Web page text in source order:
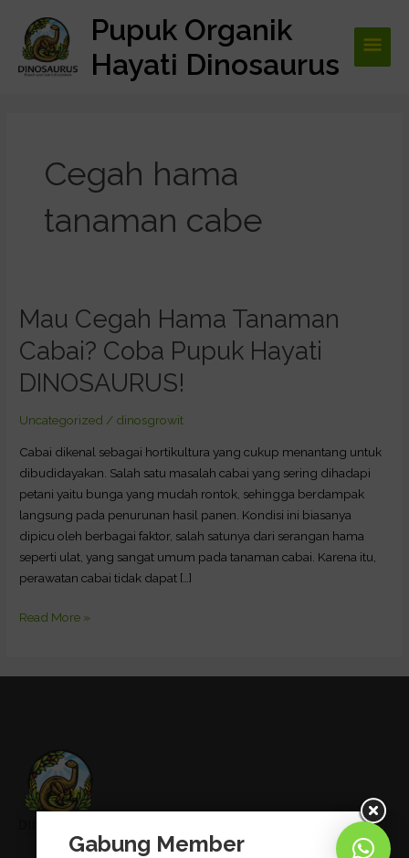
konten
Pupuk Organik
Hayati Dinosaurus
Cegah hama
tanaman cabe
Mau Cegah Hama Tanaman
Cabai? Coba Pupuk Hayati
DINOSAURUS!
Uncategorized / dinosgrowit
Cabai dikenal sebagai hortikultura yang cukup menantang untuk
dibudidayakan. Salah satu masalah cabai yang sering dihadapi
petani yaitu bunga yang mudah rontok, sehingga berdampak
langsung pada penurunan hasil panen. Kondisi ini biasanya
dipicu oleh berbagai faktor, salah satunya dari serangan hama
seperti ulat, yang sangat umum pada tanaman cabai. Karena itu,
perawatan cabai tidak dapat […]
Mau
Hama
Tanaman
Cabai?
Coba
Hayati
DINOSAURUS!
Read More »
Gabung Member